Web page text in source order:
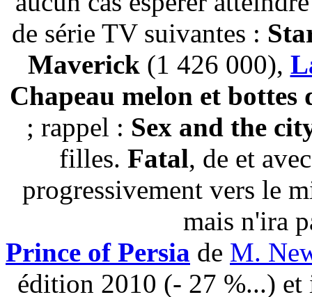
de série TV suivantes :
Maverick(1 426 000),
Chapeau melon et bottes
; rappel : Sex and the
filles. Fatal, de et
progressivement vers le
mais n'ira
Prince of Persia de M.
édition 2010 (- 27 %...) et